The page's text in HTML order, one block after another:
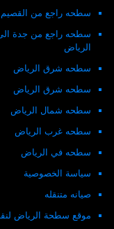
سطحه راجع من القصيم
سطحه راجع من جدة
الرياض
سطحه شرق الرياض
سطحه شرق الرياض
سطحه شمال الرياض
سطحه غرب الرياض
سطحه في الرياض
سياسة الخصوصية
صيانه متنقله
موقع سطحة الرياض